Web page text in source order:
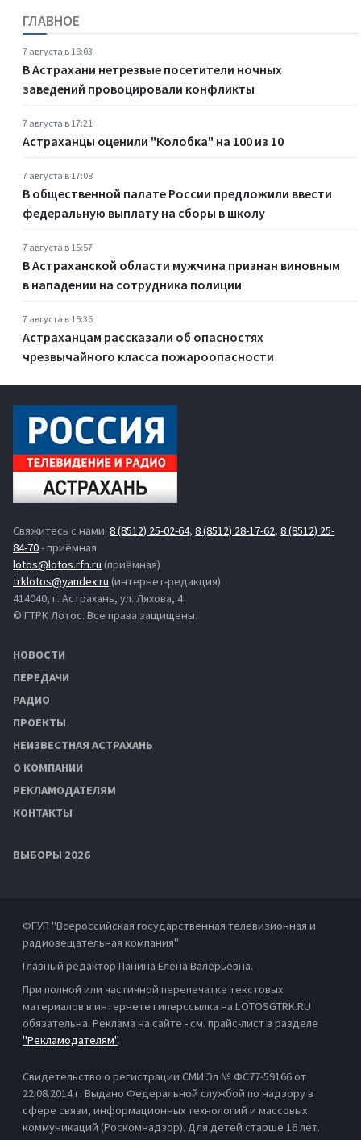
ГЛАВНОЕ
7 августа в 18:03
В Астрахани нетрезвые посетители ночных
заведений провоцировали конфликты
7 августа в 17:21
Астраханцы оценили "Колобка" на 100 из 10
7 августа в 17:08
В общественной палате России предложили ввести
федеральную выплату на сборы в школу
7 августа в 15:57
В Астраханской области мужчина признан виновным
в нападении на сотрудника полиции
7 августа в 15:36
Астраханцам рассказали об опасностях
чрезвычайного класса пожароопасности
Свяжитесь с нами: 8 (8512) 25-02-64, 8 (8512) 28-17-62, 8 (8512) 25-
84-70- приёмная
lotos@lotos.rfn.ru (приёмная)
trklotos@yandex.ru (интернет-редакция)
414040, г. Астрахань, ул. Ляхова, 4
© ГТРК Лотос. Все права защищены.
НОВОСТИ
ПЕРЕДАЧИ
РАДИО
ПРОЕКТЫ
НЕИЗВЕСТНАЯ АСТРАХАНЬ
О КОМПАНИИ
РЕКЛАМОДАТЕЛЯМ
КОНТАКТЫ
ВЫБОРЫ 2026
ФГУП "Всероссийская государственная телевизионная и
радиовещательная компания"
Главный редактор Панина Елена Валерьевна.
При полной или частичной перепечатке текстовых
материалов в интернете гиперссылка на LOTOSGTRK.RU
обязательна. Реклама на сайте - см. прайс-лист в разделе
"Рекламодателям".
Свидетельство о регистрации СМИ Эл № ФС77-59166 от
22.08.2014 г. Выдано Федеральной службой по надзору в
сфере связи, информационных технологий и массовых
коммуникаций (Роскомнадзор). Для детей старше 16 лет.